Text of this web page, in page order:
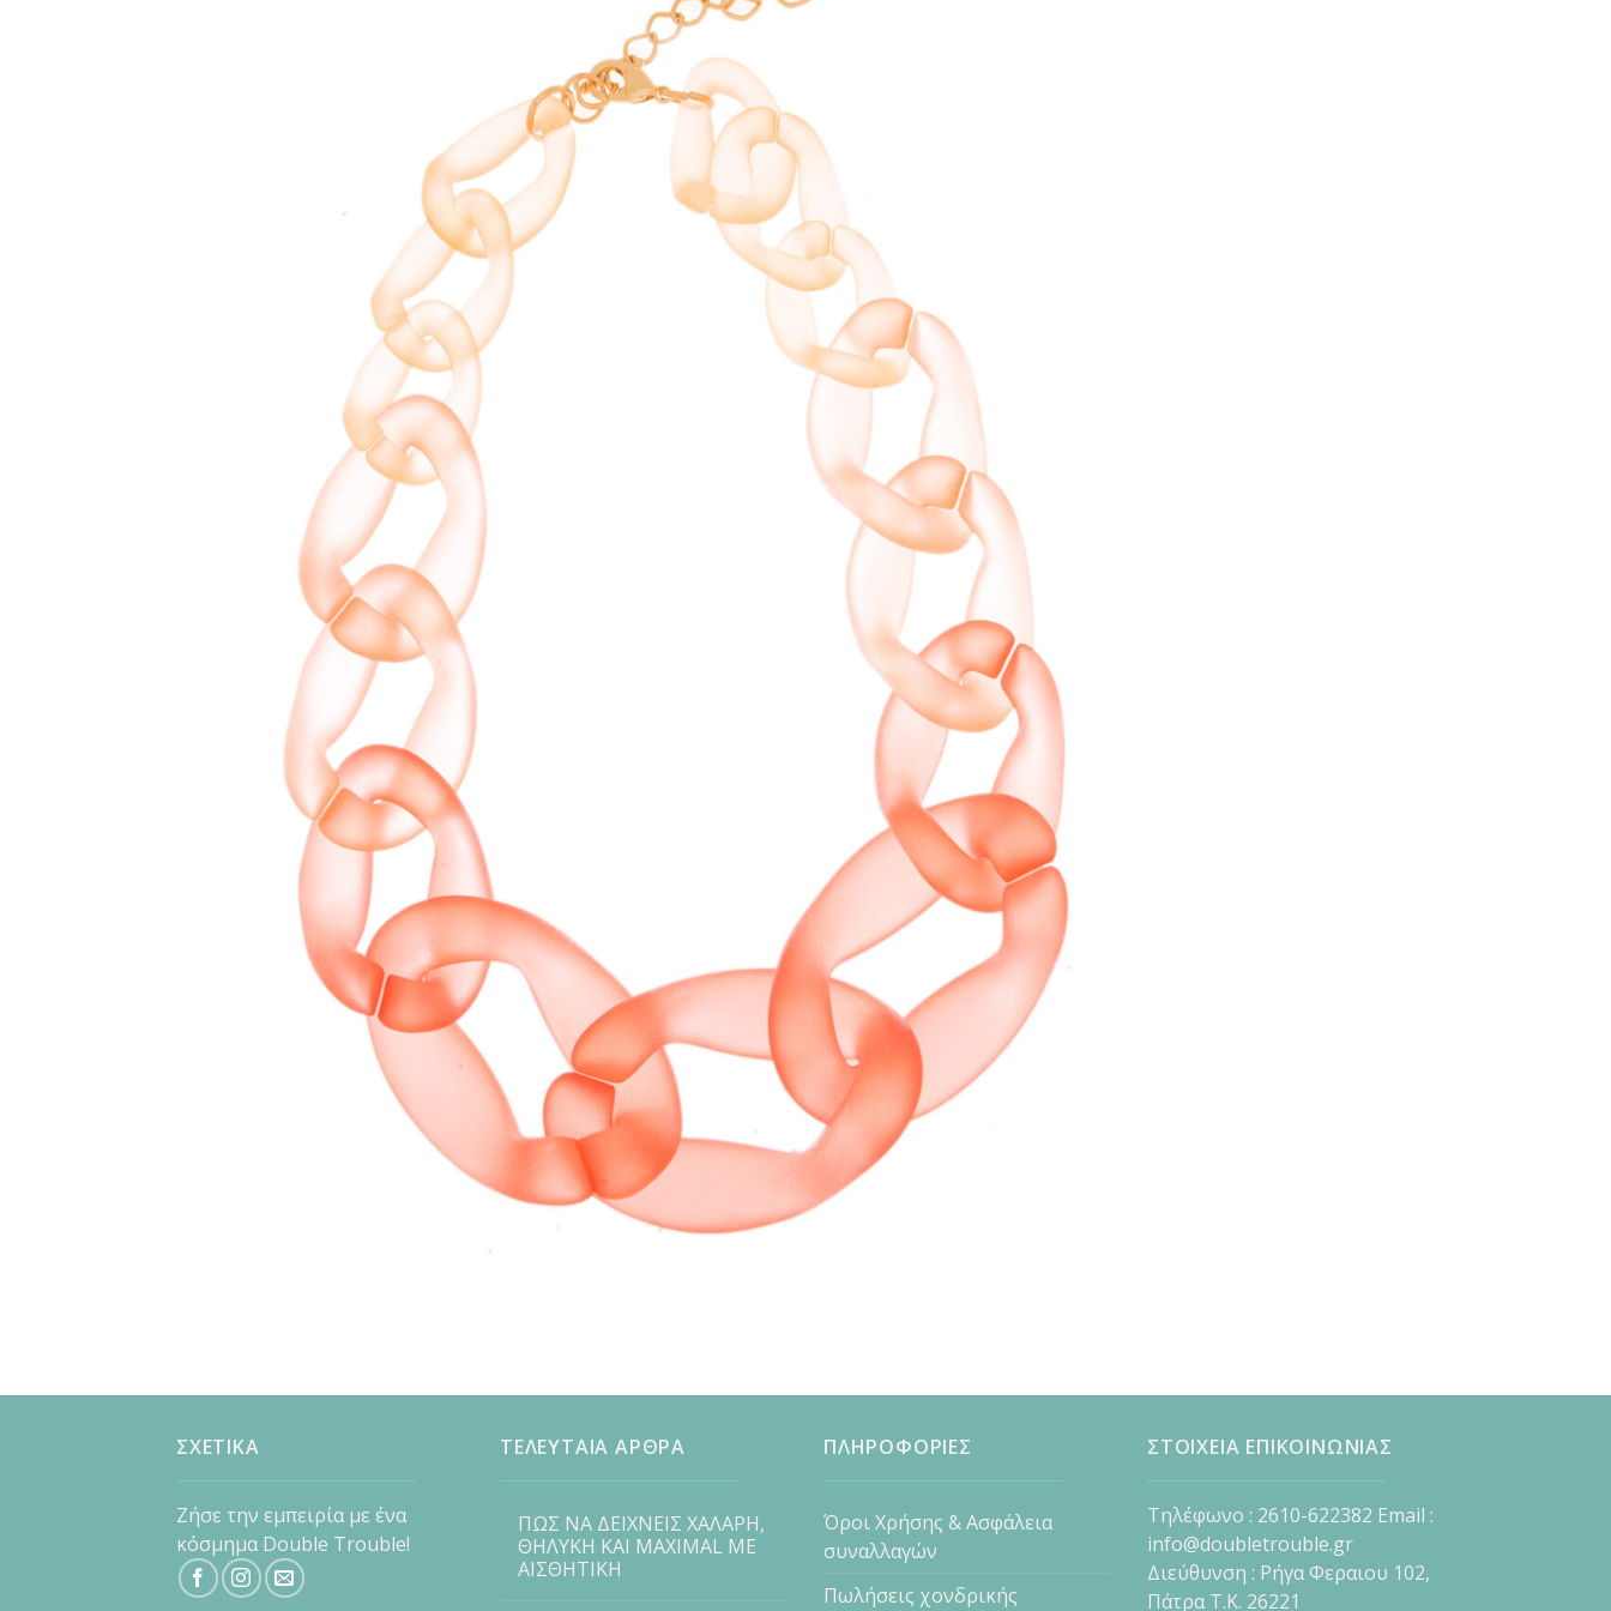
ΣΧΕΤΙΚΑ
Ζήσε την εμπειρία με ένα
κόσμημα Double Trouble!
ΤΕΛΕΥΤΑΙΑ ΑΡΘΡΑ
ΠΩΣ ΝΑ ΔΕΙΧΝΕΙΣ ΧΑΛΑΡΗ,
ΘΗΛΥΚΗ ΚΑΙ MAXIMAL ΜΕ
ΑΙΣΘΗΤΙΚΗ
ΠΛΗΡΟΦΟΡΙΕΣ
Όροι Χρήσης & Ασφάλεια
συναλλαγών
Πωλήσεις χονδρικής
ΣΤΟΙΧΕΙΑ ΕΠΙΚΟΙΝΩΝΙΑΣ
Τηλέφωνο : 2610-622382 Email :
info@doubletrouble.gr
Διεύθυνση : Ρήγα Φεραιου 102,
Πάτρα Τ.Κ. 26221